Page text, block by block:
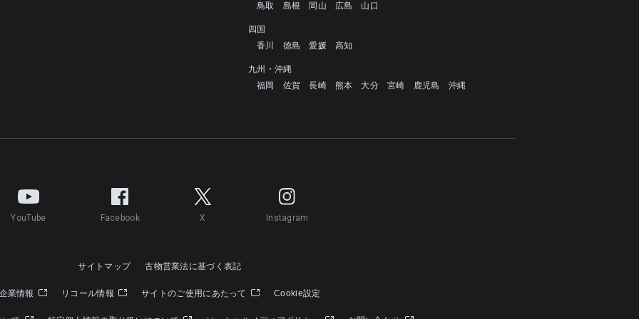
鳥取
島根 岡山 広島 山口
四国
香川
徳島 愛媛 高知
九州・沖縄
福岡
佐賀 長崎 熊本 大分 宮崎 鹿児島 沖縄
YouTube Facebook X Instagram
サイトマップ 古物営業法に基づく表記
企業情報 リコール情報 サイトのご使用にあたって Cookie設定